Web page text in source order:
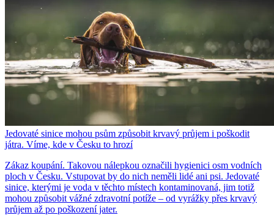
Jedovaté sinice mohou psům způsobit krvavý průjem i poškodit
játra. Víme, kde v Česku to hrozí
Zákaz koupání. Takovou nálepkou označili hygienici osm vodních
ploch v Česku. Vstupovat by do nich neměli lidé ani psi. Jedovaté
sinice, kterými je voda v těchto místech kontaminovaná, jim totiž
mohou způsobit vážné zdravotní potíže – od vyrážky přes krvavý
průjem až po poškození jater.